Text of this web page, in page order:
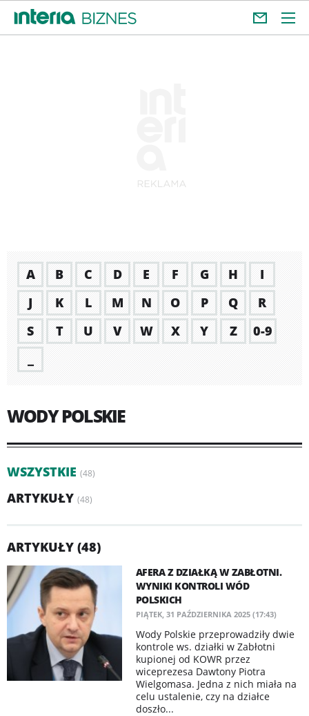
A B C D E F G H
I
J
K L M N O P Q
R
S
T U V W X Y Z
0-9
WODY POLSKIE
WSZYSTKIE (48)
ARTYKUŁY (48)
ARTYKUŁY (48)
AFERA Z DZIAŁKĄ W ZABŁOTNI.
WYNIKI KONTROLI WÓD
POLSKICH
PIĄTEK, 31 PAŹDZIERNIKA 2025 (17:43)
Wody Polskie przeprowadziły dwie
kontrole ws. działki w Zabłotni
kupionej od KOWR przez
wiceprezesa Dawtony Piotra
Wielgomasa. Jedna z nich miała na
celu ustalenie, czy na działce
doszło...